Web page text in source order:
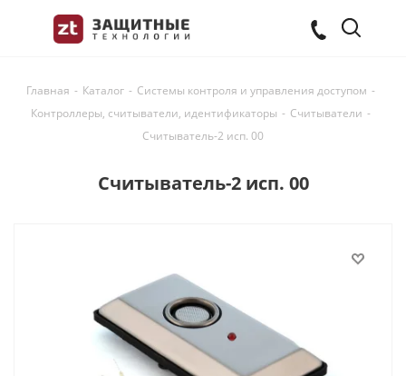
Главная - Каталог - Системы контроля и управления доступом -
Контроллеры, считыватели, идентификаторы - Считыватели -
Считыватель-2 исп. 00
Считыватель-2 исп. 00